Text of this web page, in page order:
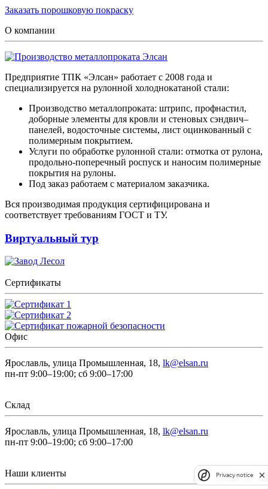
Заказать порошковую покраску
О компании
Предприятие ТПК «Элсан» работает с 2008 года и
специализируется на рулонной холоднокатаной стали:
Производство металлопроката: штрипс, профнастил,
доборные элементы для кровли и стеновых сэндвич–
панелей, водосточные системы, лист оцинкованный с
полимерным покрытием.
Услуги по обработке рулонной стали: отмотка от рулона,
продольно-поперечный роспуск и наносим полимерные
покрытия на рулоны.
Под заказ работаем с материалом заказчика.
Вся производимая продукция сертифицирована и
соответствует требованиям ГОСТ и ТУ.
Виртуальный тур
Сертификаты
Офис
Ярославль, улица Промышленная, 18, lk@elsan.ru
пн-пт 9:00–19:00; сб 9:00–17:00
Склад
Ярославль, улица Промышленная, 18, lk@elsan.ru
пн-пт 9:00–19:00; сб 9:00–17:00
Наши клиенты Privacy notice